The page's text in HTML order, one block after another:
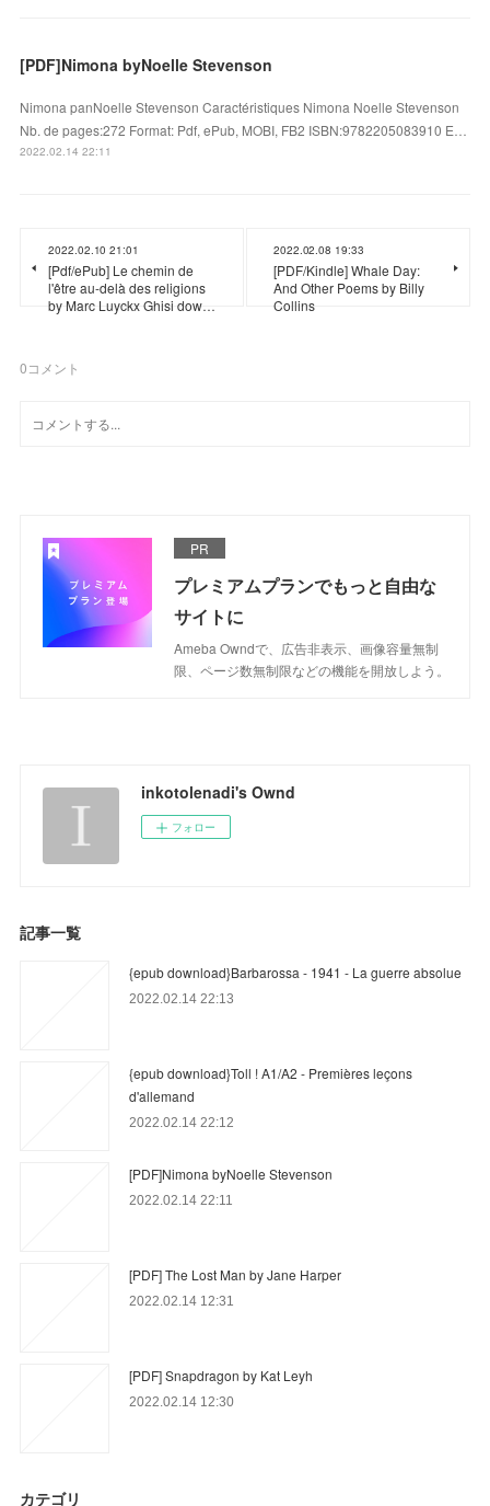
[PDF]Nimona byNoelle Stevenson
Nimona panNoelle Stevenson Caractéristiques Nimona Noelle Stevenson
Nb. de pages:272 Format: Pdf, ePub, MOBI, FB2 ISBN:9782205083910 E…
2022.02.14 22:11
2022.02.10 21:01
[Pdf/ePub] Le chemin de
l'être au-delà des religions
by Marc Luyckx Ghisi dow…
2022.02.08 19:33
[PDF/Kindle] Whale Day:
And Other Poems by Billy
Collins
0コメント
PR
プレミアムプランでもっと自由な
サイトに
Ameba Owndで、広告非表示、画像容量無制
限、ページ数無制限などの機能を開放しよう。
inkotolenadi's Ownd
フォロー
記事一覧
{epub download}Barbarossa - 1941 - La guerre absolue
2022.02.14 22:13
{epub download}Toll ! A1/A2 - Premières leçons
d'allemand
2022.02.14 22:12
[PDF]Nimona byNoelle Stevenson
2022.02.14 22:11
[PDF] The Lost Man by Jane Harper
2022.02.14 12:31
[PDF] Snapdragon by Kat Leyh
2022.02.14 12:30
カテゴリ